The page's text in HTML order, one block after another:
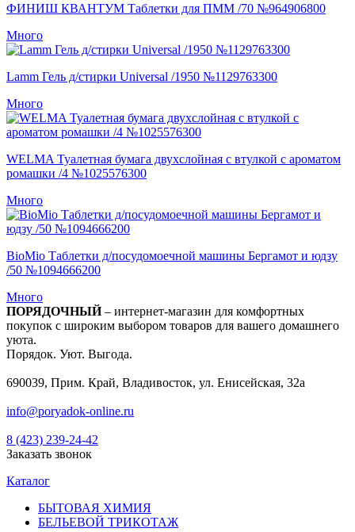
ФИНИШ КВАНТУМ Таблетки для ПММ /70 №964906800
Много
Lamm Гель д/стирки Universal /1950 №1129763300
Много
WELMA Туалетная бумага двухслойная с втулкой с ароматом
ромашки /4 №1025576300
Много
BioMio Таблетки д/посудомоечной машины Бергамот и юдзу
/50 №1094666200
Много
ПОРЯДОЧНЫЙ– интернет-магазин для комфортных
покупок с широким выбором товаров для вашего домашнего
уюта.
Порядок. Уют. Выгода.
690039, Прим. Край, Владивосток, ул. Енисейская, 32а
info@poryadok-online.ru
8 (423) 239-24-42
Заказать звонок
Каталог
БЫТОВАЯ ХИМИЯ
БЕЛЬЕВОЙ ТРИКОТАЖ